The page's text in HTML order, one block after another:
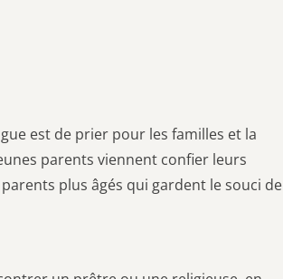
est de prier pour les familles et la
parents viennent confier leurs
plus âgés qui gardent le souci de